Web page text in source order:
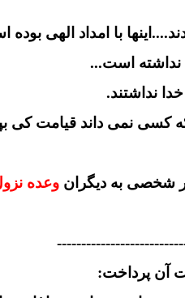
با امداد الهی بوده
نداشته است...
نداشتند.
کسی نمی داند قیامت کی
شخصی به دیگران وعده